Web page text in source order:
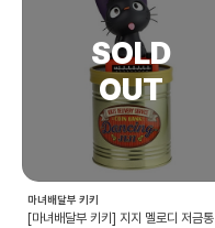
마녀배달부 키키
[마녀배달부 키키] 지지 멜로디 저금통